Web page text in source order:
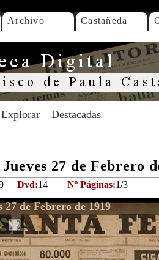
Archivo Castañeda
Explorar Destacadas
27 de Febrero
Dvd:14 Nº Páginas:1/3
27 de Febrero de 1919